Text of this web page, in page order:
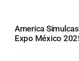
America
Expo México